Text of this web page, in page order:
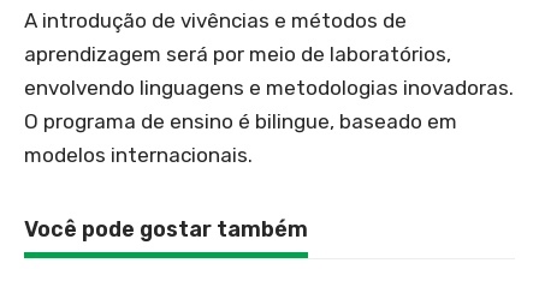
A introdução de vivências e métodos de
aprendizagem será por meio de laboratórios,
envolvendo linguagens e metodologias inovadoras.
O programa de ensino é bilingue, baseado em
modelos internacionais.
Você pode gostar também